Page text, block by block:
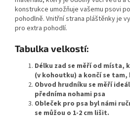
konstrukce umožňuje vašemu psovi
pohodlně. Vnitřní strana pláštěnky je
pro extra pohodlí.
Tabulka velkostí:
Délku zad se měří od místa,
(v kohoutku) a končí se tam,
Obvod hrudníku se měří
předníma nohami psa
Obleček pro psa byl námi
se můžou o 1-2 cm lišit.